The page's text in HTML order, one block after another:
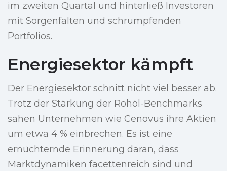
im zweiten Quartal und hinterließ Investoren
mit Sorgenfalten und schrumpfenden
Portfolios.
Energiesektor kämpft
Der Energiesektor schnitt nicht viel besser ab.
Trotz der Stärkung der Rohöl-Benchmarks
sahen Unternehmen wie Cenovus ihre Aktien
um etwa 4 % einbrechen. Es ist eine
ernüchternde Erinnerung daran, dass
Marktdynamiken facettenreich sind und